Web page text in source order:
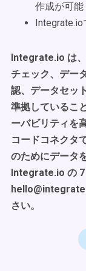
作成が可能
Integrate.io は
チェック、デー
認、データセッ
準拠しているこ
ーバビリティを
コードコネクタ
のためにデータ
Integrate.io の 7
さい。